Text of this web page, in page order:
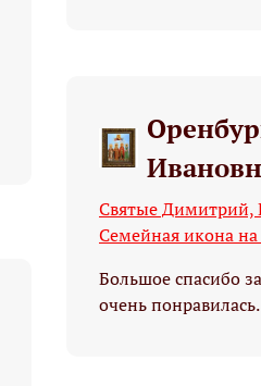
Святые Димитрий,
Семейная икона
Большое спасибо
очень понравилась.